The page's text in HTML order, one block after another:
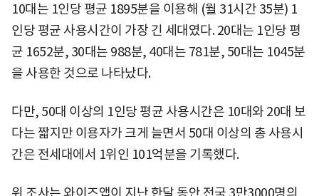
10대는 1인당 평균 1895분을 이용해 (월 31시간 35분) 1
인당 평균 사용시간이 가장 긴 세대였다. 20대는 1인당 평
균 1652분, 30대는 988분, 40대는 781분, 50대는 1045분
을 사용한 것으로 나타났다.
다만, 50대 이상의 1인당 평균 사용시간은 10대와 20대 보
다는 짧지만 이용자가 크게 늘면서 50대 이상의 총 사용시
간은 전세대에서 1위인 101억분을 기록했다.